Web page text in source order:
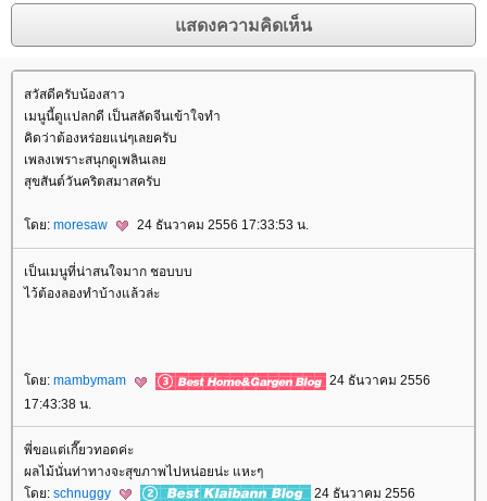
สวัสดีครับน้องสาว
เมนูนี้ดูแปลกดี เป็นสลัดจีนเข้าใจทำ
คิดว่าต้องหร่อยแน่ๆเลยครับ
เพลงเพราะสนุกดูเพลินเล
สุขสันต์วันคริตสมาสครับ
ดย: moresaw 24 ธันวาคม 2556 17:33:53 น.
เป็นเมนูที่น่าสนใจมาก ชอบบบ
ไว้ต้องลองทำบ้างแล้วล่ะ
ดย: mambymam
24 ธันวาคม 2556
17:43:38 น.
พี่ขอแต่เกี๊ยวทอดค่ะ
ผลไม้นั่นท่าทางจะสุขภาพไปหน่อยน่ะ แหะๆ
ดย: schnuggy 24 ธันวาคม 2556